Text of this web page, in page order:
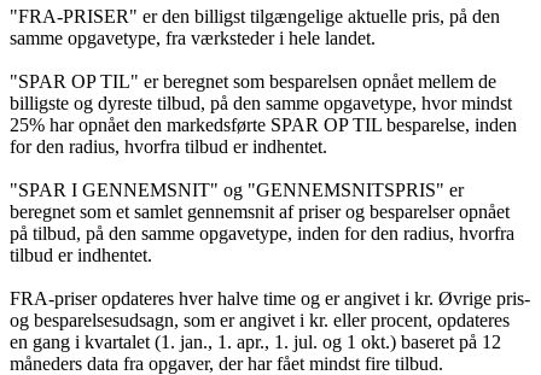
"FRA-PRISER" er den billigst tilgængelige aktuelle pris, på den
samme opgavetype, fra værksteder i hele landet.
"SPAR OP TIL" er beregnet som besparelsen opnået mellem de
billigste og dyreste tilbud, på den samme opgavetype, hvor mindst
25% har opnået den markedsførte SPAR OP TIL besparelse, inden
for den radius, hvorfra tilbud er indhentet.
"SPAR I GENNEMSNIT" og "GENNEMSNITSPRIS" er
beregnet som et samlet gennemsnit af priser og besparelser opnået
på tilbud, på den samme opgavetype, inden for den radius, hvorfra
tilbud er indhentet.
FRA-priser opdateres hver halve time og er angivet i kr. Øvrige pris-
og besparelsesudsagn, som er angivet i kr. eller procent, opdateres
en gang i kvartalet (1. jan., 1. apr., 1. jul. og 1 okt.) baseret på 12
måneders data fra opgaver, der har fået mindst fire tilbud.